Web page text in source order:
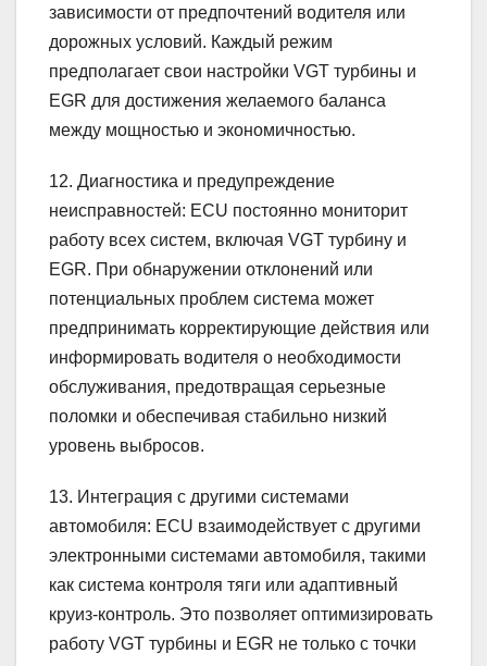
зависимости от предпочтений водителя или
дорожных условий. Каждый режим
предполагает свои настройки VGT турбины и
EGR для достижения желаемого баланса
между мощностью и экономичностью.
12. Диагностика и предупреждение
неисправностей: ECU постоянно мониторит
работу всех систем, включая VGT турбину и
EGR. При обнаружении отклонений или
потенциальных проблем система может
предпринимать корректирующие действия или
информировать водителя о необходимости
обслуживания, предотвращая серьезные
поломки и обеспечивая стабильно низкий
уровень выбросов.
13. Интеграция с другими системами
автомобиля: ECU взаимодействует с другими
электронными системами автомобиля, такими
как система контроля тяги или адаптивный
круиз-контроль. Это позволяет оптимизировать
работу VGT турбины и EGR не только с точки